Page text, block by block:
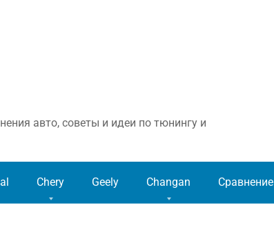
авто, советы и идеи по тюнингу и
Chery Geely Changan Сравнение